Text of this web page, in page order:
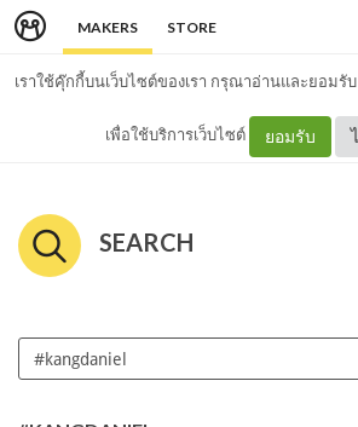
MAKERS STORE
เราใช้คุ๊กกี้บนเว็บไซต์ของเรา กรุณาอ่านและยอมรับ
เพื่อใช้บริการเว็บไซต์ ยอมรับ
SEARCH